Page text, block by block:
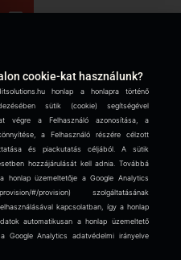
A Hidden Threat
Decisions
Potential
cookie-kat használunk?
honlap a honlapra történő
sütik (cookie) segítségével
végre a Felhasználó azonosítása, a
a Felhasználó részére célzott
és piackutatás céljából. A sütik
hozzájárulását kell adnia. Továbbá
honlap üzemeltetője a Google Analytics
provision/#/provision) szolgáltatásának
kapcsolatban, így a honlap
automatikusan a honlap üzemeltető
Google Analytics adatvédelmi irányelve